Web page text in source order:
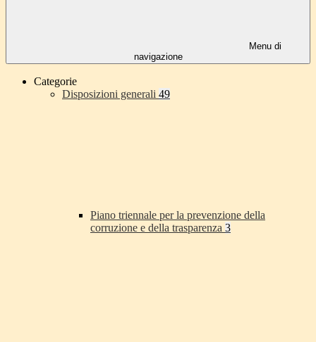
Menu di
navigazione
Categorie
Disposizioni generali 49
Piano triennale per la prevenzione della
corruzione e della trasparenza 3